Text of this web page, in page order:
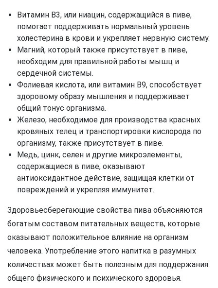
Витамин В3, или ниацин, содержащийся в пиве,
помогает поддерживать нормальный уровень
холестерина в крови и укрепляет нервную систему.
Магний, который также присутствует в пиве,
необходим для правильной работы мышц и
сердечной системы.
Фолиевая кислота, или витамин В9, способствует
здоровому образу мышления и поддерживает
общий тонус организма.
Железо, необходимое для производства красных
кровяных телец и транспортировки кислорода по
организму, также присутствует в пиве.
Медь, цинк, селен и другие микроэлементы,
содержащиеся в пиве, оказывают
антиоксидантное действие, защищая клетки от
повреждений и укрепляя иммунитет.
Здоровьесберегающие свойства пива объясняются
богатым составом питательных веществ, которые
оказывают положительное влияние на организм
человека. Употребление этого напитка в разумных
количествах может быть полезным для поддержания
общего физического и психического здоровья.